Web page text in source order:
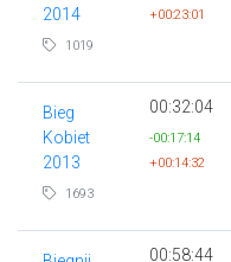
2014
1019
+00:23:01
Bieg
Kobiet
2013
1693
00:32:04
-00:17:14
+00:14:32
00:58:44